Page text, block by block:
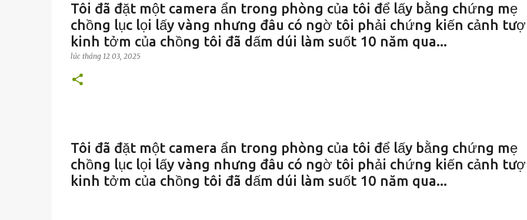
Tôi đã đặt một camera ẩn trong phòng của tôi để lấy bằng chứng mẹ
chồng lục lọi lấy vàng nhưng đâu có ngờ tôi phải chứng kiến cảnh
kinh tởm của chồng tôi đã dấm dúi làm suốt 10 năm qua...
lúc tháng 12 03, 2025
Tôi đã đặt một camera ẩn trong phòng của tôi để lấy bằng chứng mẹ
chồng lục lọi lấy vàng nhưng đâu có ngờ tôi phải chứng kiến cảnh
kinh tởm của chồng tôi đã dấm dúi làm suốt 10 năm qua...